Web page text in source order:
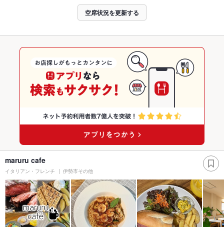
空席状況を更新する
maruru cafe
イタリアン・フレンチ 伊勢市その他